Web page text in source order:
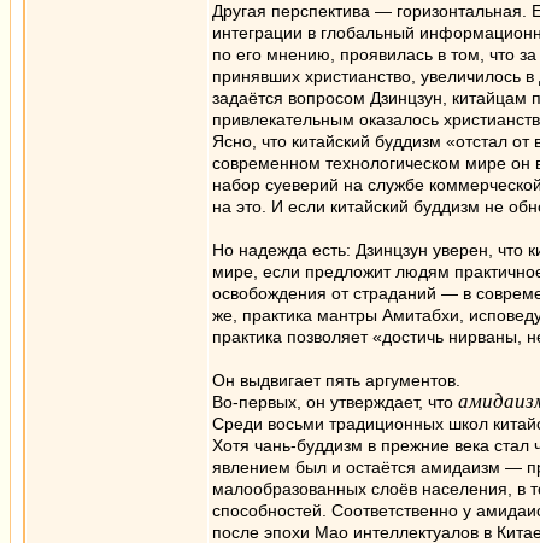
Другая перспектива — горизонтальная.
интеграции в глобальный
по его мнению, проявилась в том, что за
принявших христианство, увеличилось
задаётся вопросом Дзинцзун,
привлекательным оказалось
Ясно, что китайский буддизм «отстал
современном технологическом мире он
набор суеверий на службе
на это. И если китайский буддизм не
Но надежда есть: Дзинцзун уверен, что
мире, если предложит людям
освобождения от страданий — в
же, практика мантры Амитабхи,
практика позволяет «достичь нирваны,
Он выдвигает пять аргументов.
Во-первых, он утверждает, что
Среди восьми традиционных школ
Хотя чань-буддизм в прежние века
явлением был и остаётся амидаизм —
малообразованных слоёв населения, в
способностей. Соответственно у
после эпохи Мао интеллектуалов в